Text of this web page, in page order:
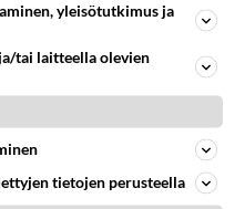
kuutiota klapeja olette
Omalla
26 47130 0
yleisötutkimus ja
tai laitteella olevien
tietojen perusteella